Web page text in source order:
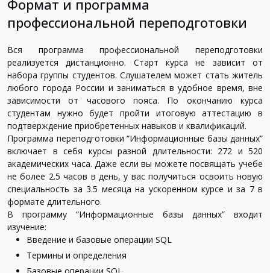
Формат и программа
профессиональной переподготовки
Вся программа профессиональной переподготовки
реализуется дистанционно. Старт курса не зависит от
набора группы студентов. Слушателем может стать житель
любого города России и заниматься в удобное время, вне
зависимости от часового пояса. По окончанию курса
студентам нужно будет пройти итоговую аттестацию в
подтверждение приобретенных навыков и квалификаций.
Программа переподготовки “Информационные базы данных”
включает в себя курсы разной длительности: 272 и 520
академических часа. Даже если вы можете посвящать учебе
не более 2.5 часов в день, у вас получиться освоить новую
специальность за 3.5 месяца на ускоренном курсе и за 7 в
формате длительного.
В программу “Информационные базы данных” входит
изучение:
Введение и базовые операции SQL
Термины и определения